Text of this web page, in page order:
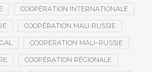
COOPÉRATION INTERNATIONALE
COOPÉRATION MALI-RUSSIE
COOPÉRATION MALI–RUSSIE
COOPÉRATION RÉGIONALE